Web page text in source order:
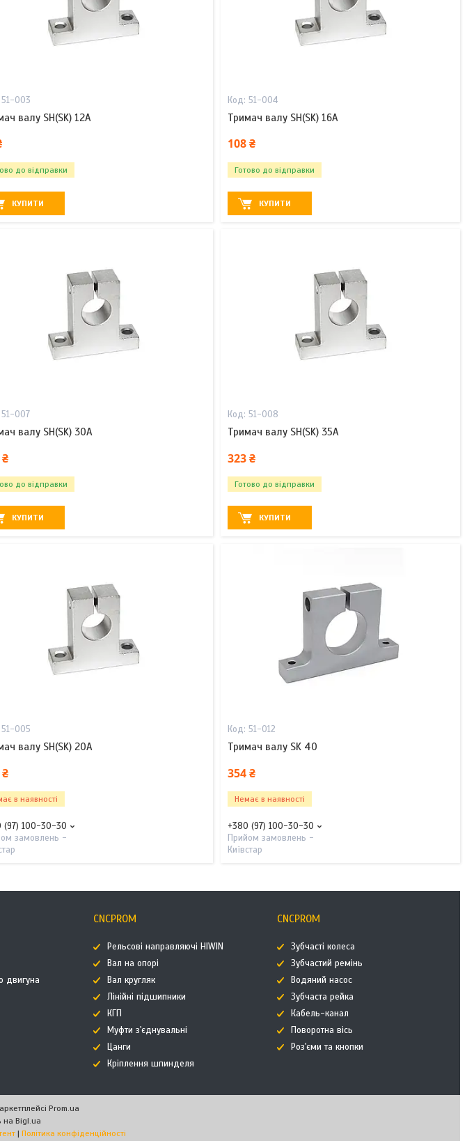
51-003
валу SH(SK) 12A
до відправки
КУПИТИ
51-004
Тримач валу SH(SK) 16A
108 ₴
Готово до відправки
КУПИТИ
51-007
валу SH(SK) 30A
до відправки
КУПИТИ
51-008
Тримач валу SH(SK) 35A
323 ₴
Готово до відправки
КУПИТИ
51-005
валу SH(SK) 20A
в наявності
(97) 100-30-30
замовлень -
51-012
Тримач валу SK 40
354 ₴
Немає в наявності
+380 (97) 100-30-30
Прийом замовлень -
Київстар
двигуна
CNCPROM
Рельсові направляючі HIWIN
Вал на опорі
Вал кругляк
Лінійні підшипники
КГП
Муфти з'єднувальні
Цанги
Кріплення шпинделя
CNCPROM
Зубчасті колеса
Зубчастий ремінь
Водяний насос
Зубчаста рейка
Кабель-канал
Поворотна вісь
Роз'єми та кнопки
Prom.ua
на Bigl.ua
| Політика конфіденційності